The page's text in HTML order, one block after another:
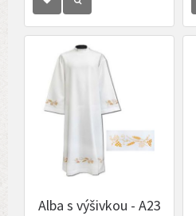
Alba s výšivkou - A23